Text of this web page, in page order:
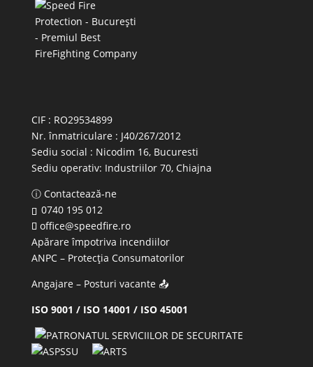
CIF : RO29534899
Nr. înmatriculare : J40/267/2012
Sediu social : Nicodim 16, Bucuresti
Sediu operativ: Industriilor 70, Chiajna
ⓘ Contactează-ne
0740 195 012
office@speedfire.ro
Apărare împotriva incendiilor
ANPC– Protecția Consumatorilor
Angajare – Posturi vacante📤
ISO 9001 / ISO 14001 / ISO 45001